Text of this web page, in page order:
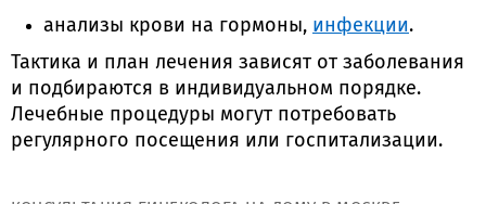
анализы крови на гормоны, инфекции.
Тактика и план лечения зависят от заболевания
и подбираются в индивидуальном порядке.
Лечебные процедуры могут потребовать
регулярного посещения или госпитализации.